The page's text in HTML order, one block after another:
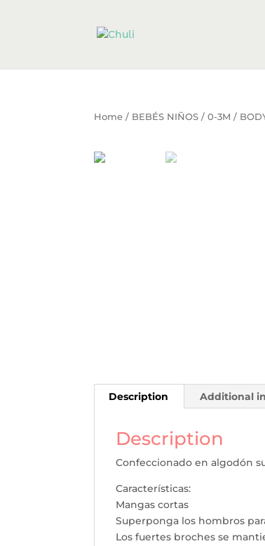
Home / BEBÉS NIÑOS /0-3M /
Description Additional
Description
Confeccionado en algodón
Características:
Mangas cortas
Superponga los hombros
Los fuertes broches se